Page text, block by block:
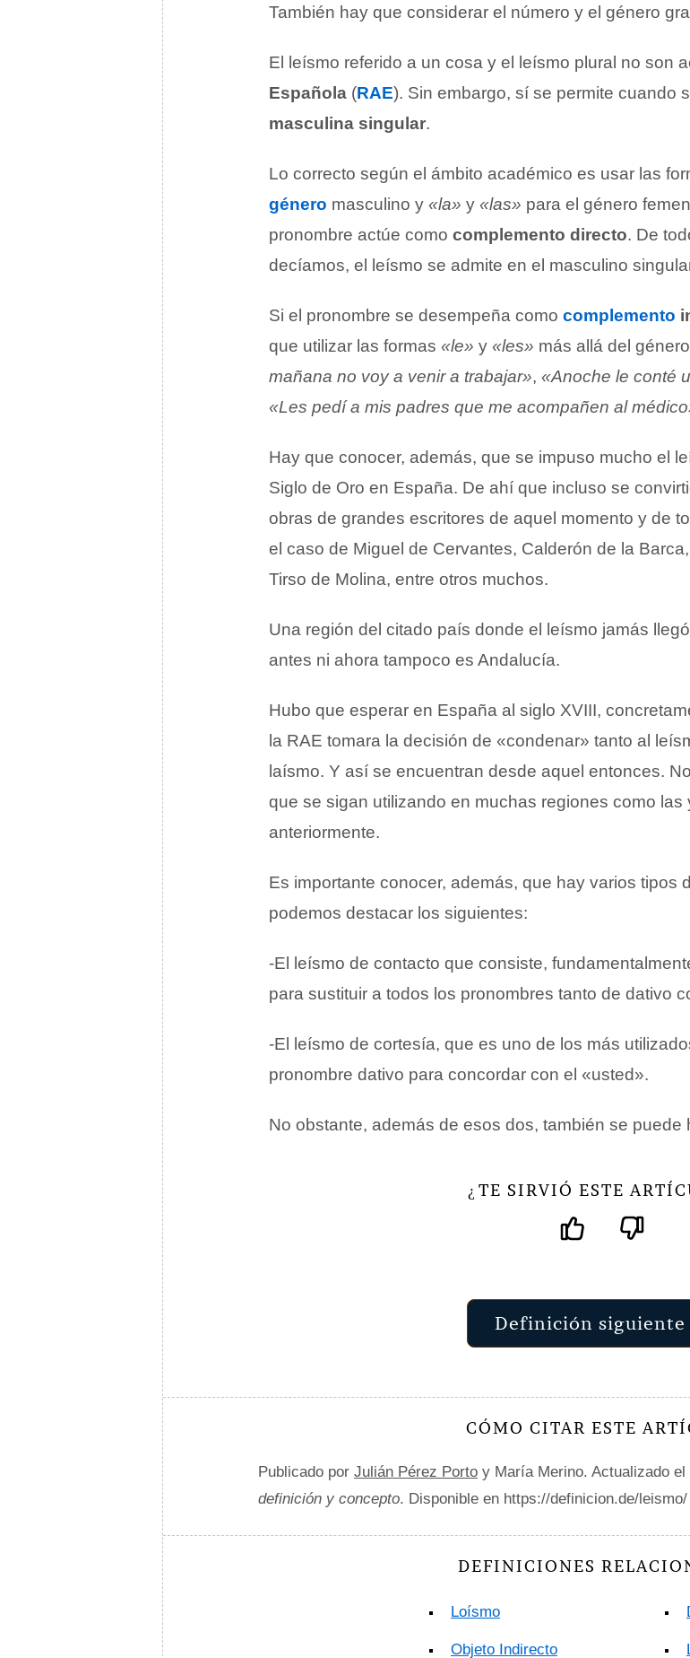
También hay que considerar el número y el género
El leísmo referido a un cosa y el leísmo plural no son
Española (RAE). Sin embargo, sí se permite cuando
masculina singular.
Lo correcto según el ámbito académico es usar las
género masculino y «la» y «las» para el género
pronombre actúe como complemento directo. De
decíamos, el leísmo se admite en el masculino
Si el pronombre se desempeña como complemento
que utilizar las formas «le» y «les» más allá del
mañana no voy a venir a trabajar», «Anoche le conté
«Les pedí a mis padres que me acompañen al
Hay que conocer, además, que se impuso mucho el
Siglo de Oro en España. De ahí que incluso se
obras de grandes escritores de aquel momento y de
el caso de Miguel de Cervantes, Calderón de la
Tirso de Molina, entre otros muchos.
Una región del citado país donde el leísmo jamás
antes ni ahora tampoco es Andalucía.
Hubo que esperar en España al siglo XVIII,
la RAE tomara la decisión de «condenar» tanto al
laísmo. Y así se encuentran desde aquel entonces.
que se sigan utilizando en muchas regiones como las
anteriormente.
Es importante conocer, además, que hay varios tipos
podemos destacar los siguientes:
-El leísmo de contacto que consiste,
para sustituir a todos los pronombres tanto de dativo
-El leísmo de cortesía, que es uno de los más
pronombre dativo para concordar con el «usted».
No obstante, además de esos dos, también se puede
¿ TE SIRVIÓ ESTE
Definición
CÓMO CITAR ESTE
Publicado por Julián Pérez Porto y María Merino. Actualizado el
definición y concepto. Disponible en https://definicion.de/leismo/
DEFINICIONES
Loísmo
Objeto Indirecto